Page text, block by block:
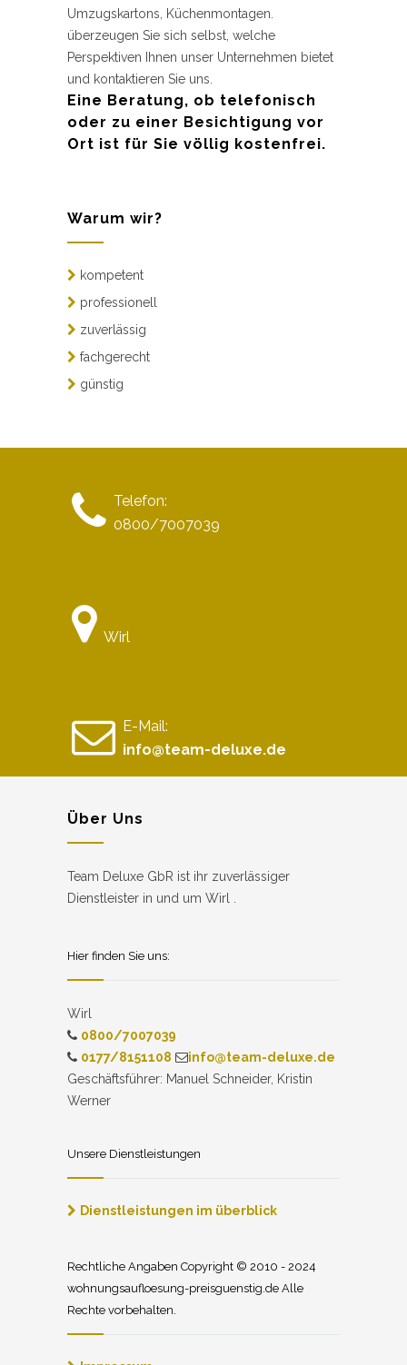
Umzugskartons, Küchenmontagen.
überzeugen Sie sich selbst, welche
Perspektiven Ihnen unser Unternehmen bietet
und kontaktieren Sie uns.
Eine Beratung, ob telefonisch
oder zu einer Besichtigung vor
Ort ist für Sie völlig kostenfrei.
Warum wir?
kompetent
professionell
zuverlässig
fachgerecht
günstig
Telefon:
0800/7007039
Wirl
E-Mail:
info@team-deluxe.de
Über Uns
Team Deluxe GbR ist ihr zuverlässiger
Dienstleister in und um Wirl .
Hier finden Sie uns:
Wirl
0800/7007039
0177/8151108
info@team-deluxe.de
Geschäftsführer: Manuel Schneider, Kristin
Werner
Unsere Dienstleistungen
Dienstleistungen im überblick
Rechtliche Angaben Copyright © 2010 - 2024
wohnungsaufloesung-preisguenstig.de Alle
Rechte vorbehalten.